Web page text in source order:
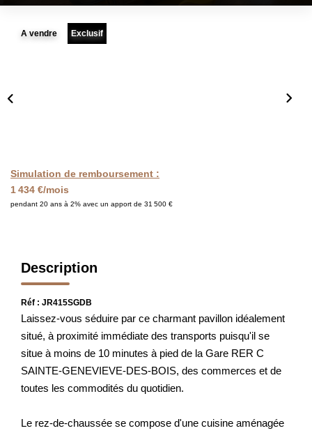
FAIRE GÉRER
NOUS CONTACTER
A vendre Exclusif
Simulation de remboursement :
1 434 €/mois
pendant 20 ans à 2% avec un apport de 31 500 €
Description
Réf : JR415SGDB
Laissez-vous séduire par ce charmant pavillon idéalement
situé, à proximité immédiate des transports puisqu'il se
situe à moins de 10 minutes à pied de la Gare RER C
SAINTE-GENEVIEVE-DES-BOIS, des commerces et de
toutes les commodités du quotidien.
Le rez-de-chaussée se compose d'une cuisine aménagée